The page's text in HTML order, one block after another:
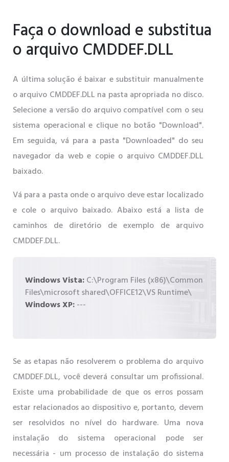
Faça o download e substitua
o arquivo CMDDEF.DLL
A última solução é baixar e substituir manualmente
o arquivo CMDDEF.DLL na pasta apropriada no disco.
Selecione a versão do arquivo compatível com o seu
sistema operacional e clique no botão "Download".
Em seguida, vá para a pasta "Downloaded" do seu
navegador da web e copie o arquivo CMDDEF.DLL
baixado.
Vá para a pasta onde o arquivo deve estar localizado
e cole o arquivo baixado. Abaixo está a lista de
caminhos de diretório de exemplo de arquivo
CMDDEF.DLL.
Windows Vista:C:\Program Files (x86)\Common
Files\microsoft shared\OFFICE12\VS Runtime\
Windows XP:---
Se as etapas não resolverem o problema do arquivo
CMDDEF.DLL, você deverá consultar um profissional.
Existe uma probabilidade de que os erros possam
estar relacionados ao dispositivo e, portanto, devem
ser resolvidos no nível do hardware. Uma nova
instalação do sistema operacional pode ser
necessária - um processo de instalação do sistema